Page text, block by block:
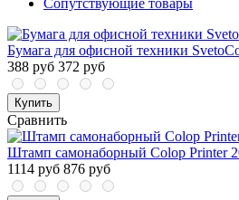
Сопутствующие товары
Бумага для офисной техники
388 руб 372 руб
Купить
Сравнить
Штамп самонаборный Colop Printer
1114 руб 876 руб